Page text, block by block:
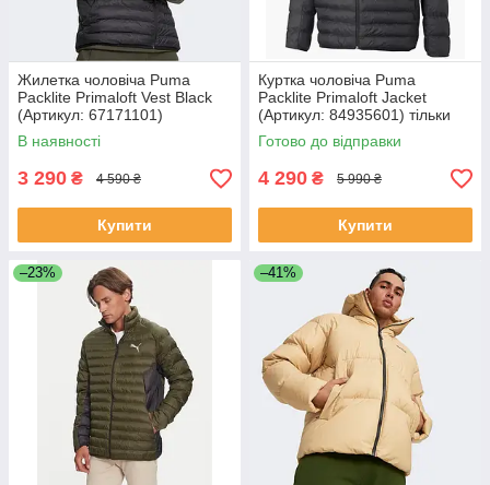
Жилетка чоловіча Puma
Packlite Primaloft Vest Black
(Артикул: 67171101)
В наявності
3 290 ₴ 4 590 ₴
Купити
Куртка чоловіча Puma
Packlite Primaloft Jacket
(Артикул: 84935601) тільки
XS та S
Готово до відправки
4 290 ₴ 5 990 ₴
Купити
–23% –41%